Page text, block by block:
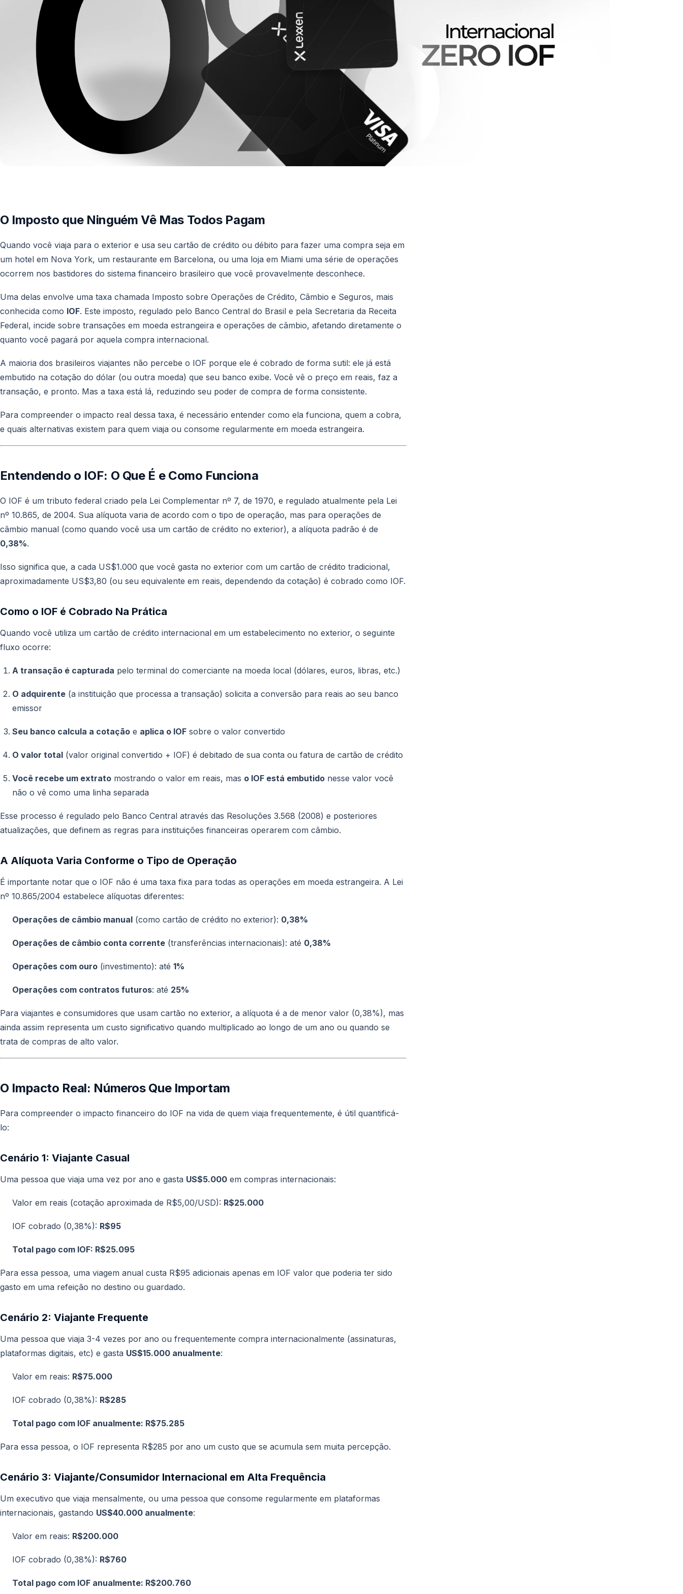
PF e PJ, PIX, TED e boleto
Contato
Login
O Imposto que Ninguém Vê Mas Todos Pagam
Quando você viaja para o exterior e usa seu cartão de crédito ou débito para fazer uma compra seja em
um hotel em Nova York, um restaurante em Barcelona, ou uma loja em Miami uma série de operações
ocorrem nos bastidores do sistema financeiro brasileiro que você provavelmente desconhece.
Uma delas envolve uma taxa chamada Imposto sobre Operações de Crédito, Câmbio e Seguros, mais
conhecida como IOF. Este imposto, regulado pelo Banco Central do Brasil e pela Secretaria da Receita
Federal, incide sobre transações em moeda estrangeira e operações de câmbio, afetando diretamente o
quanto você pagará por aquela compra internacional.
A maioria dos brasileiros viajantes não percebe o IOF porque ele é cobrado de forma sutil: ele já está
embutido na cotação do dólar (ou outra moeda) que seu banco exibe. Você vê o preço em reais, faz a
transação, e pronto. Mas a taxa está lá, reduzindo seu poder de compra de forma consistente.
Para compreender o impacto real dessa taxa, é necessário entender como ela funciona, quem a cobra,
e quais alternativas existem para quem viaja ou consome regularmente em moeda estrangeira.
Entendendo o IOF: O Que É e Como Funciona
O IOF é um tributo federal criado pela Lei Complementar nº 7, de 1970, e regulado atualmente pela Lei
nº 10.865, de 2004. Sua alíquota varia de acordo com o tipo de operação, mas para operações de
câmbio manual (como quando você usa um cartão de crédito no exterior), a alíquota padrão é de
0,38%.
Isso significa que, a cada US$1.000 que você gasta no exterior com um cartão de crédito tradicional,
aproximadamente US$3,80 (ou seu equivalente em reais, dependendo da cotação) é cobrado como IOF.
Como o IOF é Cobrado Na Prática
Quando você utiliza um cartão de crédito internacional em um estabelecimento no exterior, o seguinte
fluxo ocorre:
A transação é capturada pelo terminal do comerciante na moeda local (dólares, euros, libras, etc.)
O adquirente (a instituição que processa a transação) solicita a conversão para reais ao seu banco
emissor
Seu banco calcula a cotação e aplica o IOF sobre o valor convertido
O valor total (valor original convertido + IOF) é debitado de sua conta ou fatura de cartão de crédito
Você recebe um extrato mostrando o valor em reais, mas o IOF está embutido nesse valor você
não o vê como uma linha separada
Esse processo é regulado pelo Banco Central através das Resoluções 3.568 (2008) e posteriores
atualizações, que definem as regras para instituições financeiras operarem com câmbio.
A Alíquota Varia Conforme o Tipo de Operação
É importante notar que o IOF não é uma taxa fixa para todas as operações em moeda estrangeira. A Lei
nº 10.865/2004 estabelece alíquotas diferentes:
Operações de câmbio manual (como cartão de crédito no exterior): 0,38%
Operações de câmbio conta corrente (transferências internacionais): até 0,38%
Operações com ouro (investimento): até 1%
Operações com contratos futuros: até 25%
Para viajantes e consumidores que usam cartão no exterior, a alíquota é a de menor valor (0,38%), mas
ainda assim representa um custo significativo quando multiplicado ao longo de um ano ou quando se
trata de compras de alto valor.
O Impacto Real: Números Que Importam
Para compreender o impacto financeiro do IOF na vida de quem viaja frequentemente, é útil quantificá-
lo:
Cenário 1: Viajante Casual
Uma pessoa que viaja uma vez por ano e gasta US$5.000 em compras internacionais:
Valor em reais (cotação aproximada de R$5,00/USD): R$25.000
IOF cobrado (0,38%): R$95
Total pago com IOF: R$25.095
Para essa pessoa, uma viagem anual custa R$95 adicionais apenas em IOF valor que poderia ter sido
gasto em uma refeição no destino ou guardado.
Cenário 2: Viajante Frequente
Uma pessoa que viaja 3-4 vezes por ano ou frequentemente compra internacionalmente (assinaturas,
plataformas digitais, etc) e gasta US$15.000 anualmente:
Valor em reais: R$75.000
IOF cobrado (0,38%): R$285
Total pago com IOF anualmente: R$75.285
Para essa pessoa, o IOF representa R$285 por ano um custo que se acumula sem muita percepção.
Cenário 3: Viajante/Consumidor Internacional em Alta Frequência
Um executivo que viaja mensalmente, ou uma pessoa que consome regularmente em plataformas
internacionais, gastando US$40.000 anualmente:
Valor em reais: R$200.000
IOF cobrado (0,38%): R$760
Total pago com IOF anualmente: R$200.760